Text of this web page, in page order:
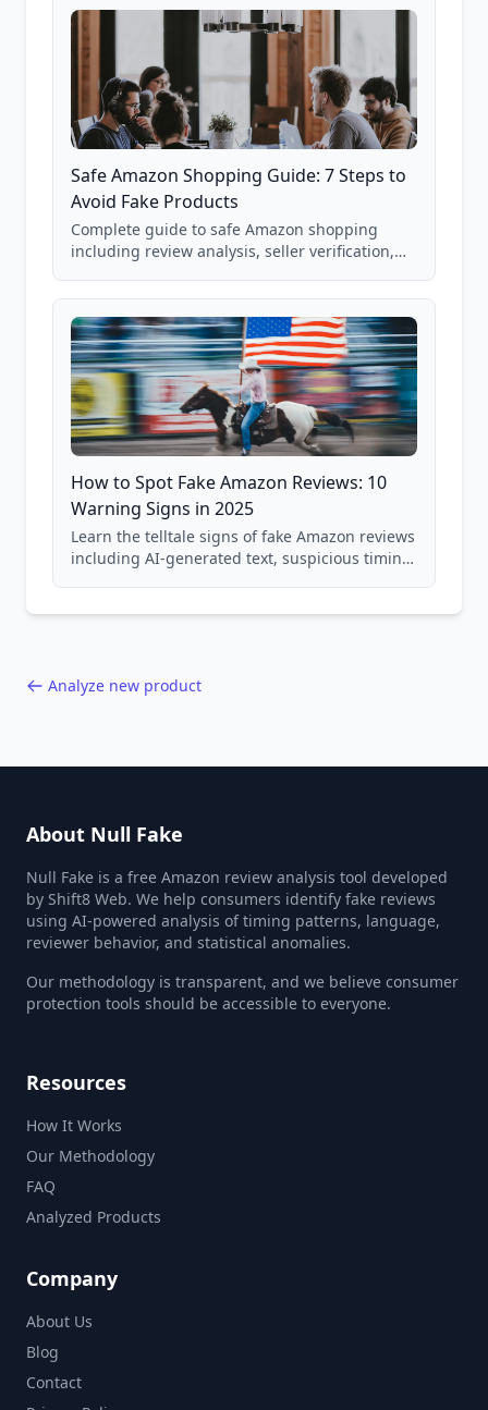
Safe Amazon Shopping Guide: 7 Steps to
Avoid Fake Products
Complete guide to safe Amazon shopping
including review analysis, seller verification,
and scam avoidance techniques.
How to Spot Fake Amazon Reviews: 10
Warning Signs in 2025
Learn the telltale signs of fake Amazon reviews
including AI-generated text, suspicious timing
Analyze new product
About Null Fake
Null Fake is a free Amazon review analysis tool developed
by Shift8 Web. We help consumers identify fake reviews
using AI-powered analysis of timing patterns, language,
reviewer behavior, and statistical anomalies.
Our methodology is transparent, and we believe consumer
protection tools should be accessible to everyone.
Resources
How It Works
Our Methodology
FAQ
Analyzed Products
Company
About Us
Blog
Contact